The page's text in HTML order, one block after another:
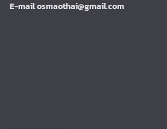
E-mail osmaothai@gmail.com